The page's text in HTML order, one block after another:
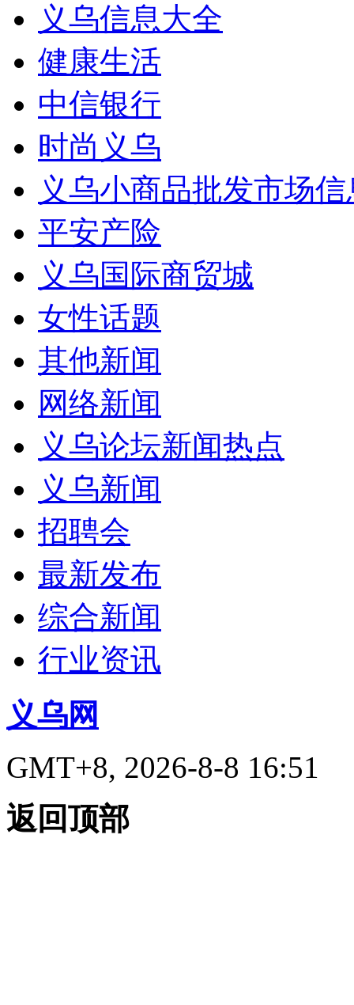
义乌信息大全
健康生活
中信银行
时尚义乌
义乌小商品批发市场
平安产险
义乌国际商贸城
女性话题
其他新闻
网络新闻
义乌论坛新闻热点
义乌新闻
招聘会
最新发布
综合新闻
行业资讯
义乌网
GMT+8, 2026-8-8 16:51
返回顶部